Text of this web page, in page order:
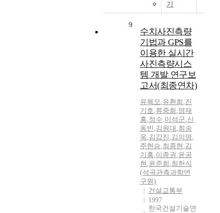
기
9
수치사진측량
기법과 GPS를
이용한 실시간
사진측량시스
템 개발 연구보
고서(최종연차)
유복모,유환희 ,진
기호,류중희 ,염재
홍,정수,이석군,신
동빈 ,김원대 ,최송
욱,김갑진 ,김의명 ,
주현승,최종현 ,김
기홍,이종권 ,윤공
현 ,윤준희 ,최헌식
(석곡관측과학연
구원)
건설교통부
1997
한국건설기술연